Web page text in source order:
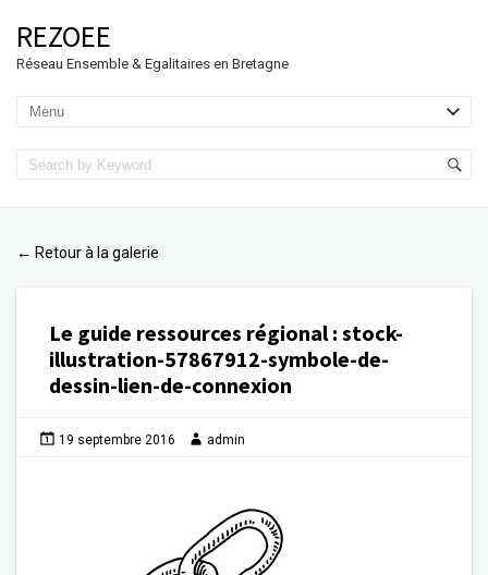
REZOEE
Réseau Ensemble & Egalitaires en Bretagne
← Retour à la galerie
Le guide ressources régional: stock-
illustration-57867912-symbole-de-
dessin-lien-de-connexion
19 septembre 2016 admin